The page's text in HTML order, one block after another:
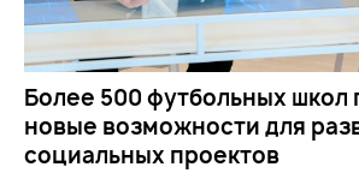
Более 500 футбольных школ
новые возможности для
социальных проектов